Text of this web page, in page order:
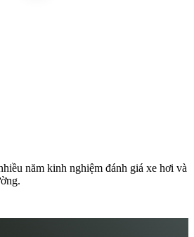
năm kinh nghiệm đánh giá xe hơi và